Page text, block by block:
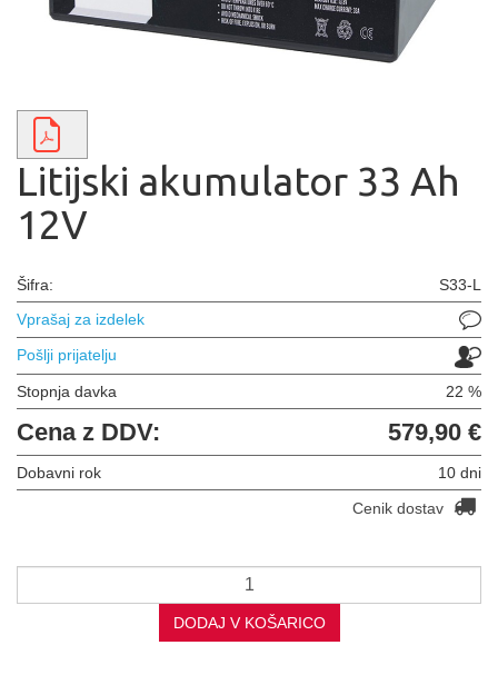
Litijski akumulator 33 Ah
12V
Šifra:
S33-L
Vprašaj za izdelek
Pošlji prijatelju
Stopnja davka 22 %
Cena z DDV: 579,90 €
Dobavni rok
10 dni
Cenik dostav
DODAJ V KOŠARICO